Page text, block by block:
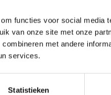
functies voor social media
van onze site met onze
met andere
services.
Statistieken
is?Bekijk maattabel
-